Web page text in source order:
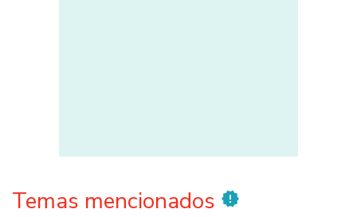
Temas mencionados new_releases